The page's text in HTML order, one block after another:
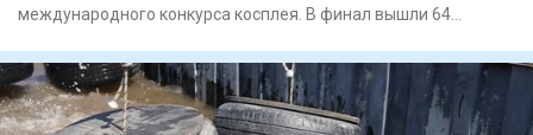
международного конкурса косплея. В финал вышли 64